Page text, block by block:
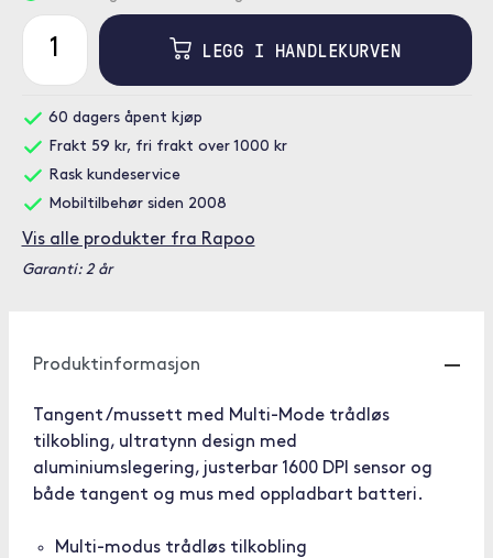
LEGG I HANDLEKURVEN
60 dagers åpent kjøp
Frakt 59 kr, fri frakt over 1000 kr
Rask kundeservice
Mobiltilbehør siden 2008
Vis alle produkter fra Rapoo
Garanti: 2 år
Produktinformasjon
Tangent /mussett med Multi-Mode trådløs
tilkobling, ultratynn design med
aluminiumslegering, justerbar 1600 DPI sensor og
både tangent og mus med oppladbart batteri.
Multi-modus trådløs tilkobling